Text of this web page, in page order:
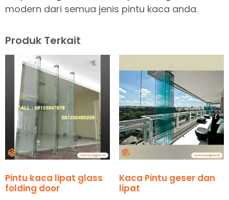
modern dari semua jenis pintu kaca anda.
Produk Terkait
Pintu kaca lipat glass
folding door
Kaca Pintu geser dan
lipat